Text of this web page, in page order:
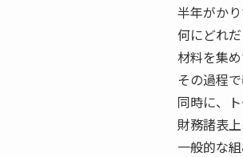
半年がか
何にどれ
材料を集
その過程
同時に、
財務諸表
一般的な